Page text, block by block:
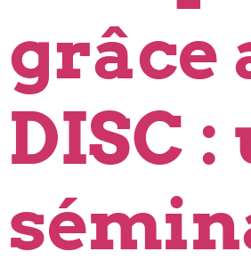
grâce
DISC :